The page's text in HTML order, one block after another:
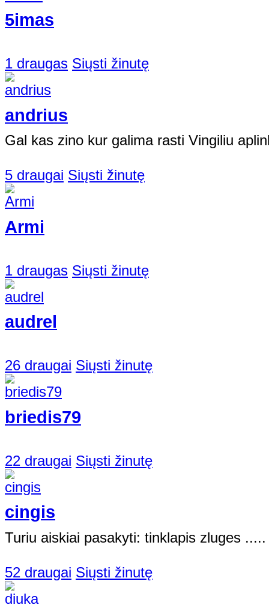
5imas
1 draugas Siųsti žinutę
andrius
Gal kas zino kur galima rasti Vingiliu
5 draugai Siųsti žinutę
Armi
1 draugas Siųsti žinutę
audrel
26 draugai Siųsti žinutę
briedis79
22 draugai Siųsti žinutę
cingis
Turiu aiskiai pasakyti: tinklapis zluges
52 draugai Siųsti žinutę